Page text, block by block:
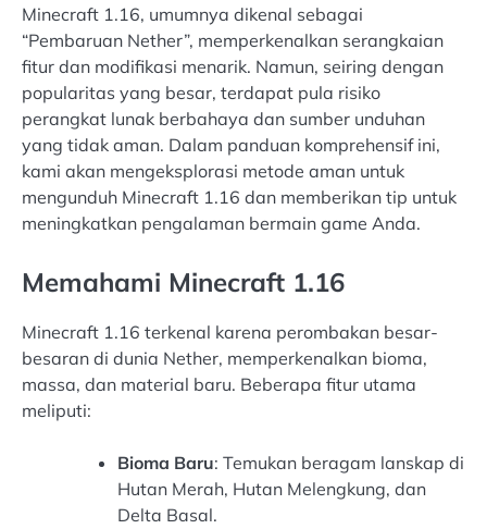
Minecraft 1.16, umumnya dikenal sebagai
“Pembaruan Nether”, memperkenalkan serangkaian
fitur dan modifikasi menarik. Namun, seiring dengan
popularitas yang besar, terdapat pula risiko
perangkat lunak berbahaya dan sumber unduhan
yang tidak aman. Dalam panduan komprehensif ini,
kami akan mengeksplorasi metode aman untuk
mengunduh Minecraft 1.16 dan memberikan tip untuk
meningkatkan pengalaman bermain game Anda.
Memahami Minecraft 1.16
Minecraft 1.16 terkenal karena perombakan besar-
besaran di dunia Nether, memperkenalkan bioma,
massa, dan material baru. Beberapa fitur utama
meliputi:
Bioma Baru: Temukan beragam lanskap di
Hutan Merah, Hutan Melengkung, dan
Delta Basal.